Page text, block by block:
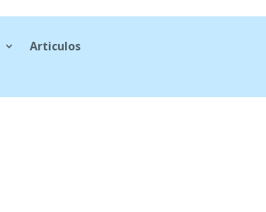
Articulos